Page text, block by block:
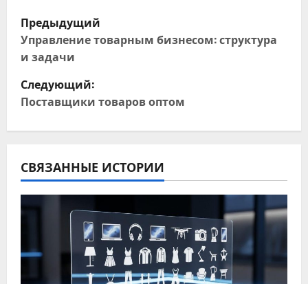
Н
а
в
и
г
а
ц
и
я
п
Предыдущий
Управление товарным бизнесом: структура
и задачи
Следующий:
Поставщики товаров оптом
СВЯЗАННЫЕ ИСТОРИИ